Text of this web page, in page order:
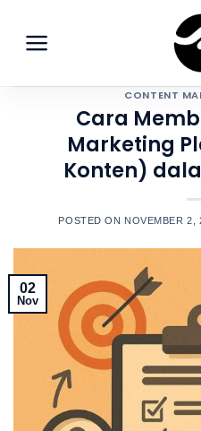
content
CONTENT
Cara
Marketing
Konten)
POSTED ON NOVEMBER 2,
02
Nov